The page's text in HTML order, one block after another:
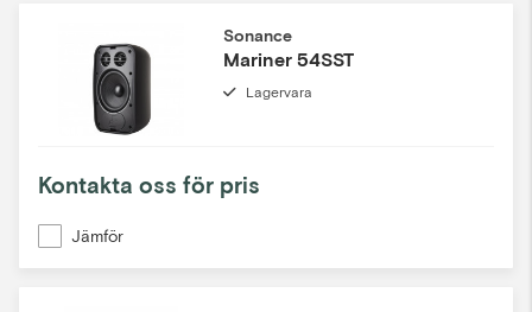
Sonance
Mariner 54SST
Lagervara
Kontakta oss för pris
Jämför